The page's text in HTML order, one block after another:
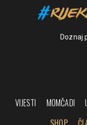
Doznaj
VIJESTI MOMČADI